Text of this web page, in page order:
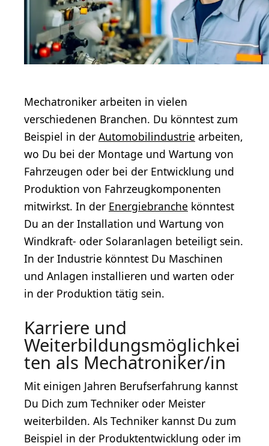
Mechatroniker arbeiten in vielen
verschiedenen Branchen. Du könntest zum
Beispiel in der Automobilindustrie arbeiten,
wo Du bei der Montage und Wartung von
Fahrzeugen oder bei der Entwicklung und
Produktion von Fahrzeugkomponenten
mitwirkst. In der Energiebranche könntest
Du an der Installation und Wartung von
Windkraft- oder Solaranlagen beteiligt sein.
In der Industrie könntest Du Maschinen
und Anlagen installieren und warten oder
in der Produktion tätig sein.
Karriere und
Weiterbildungsmöglichkei
ten als Mechatroniker/in
Mit einigen Jahren Berufserfahrung kannst
Du Dich zum Techniker oder Meister
weiterbilden. Als Techniker kannst Du zum
Beispiel in der Produktentwicklung oder im